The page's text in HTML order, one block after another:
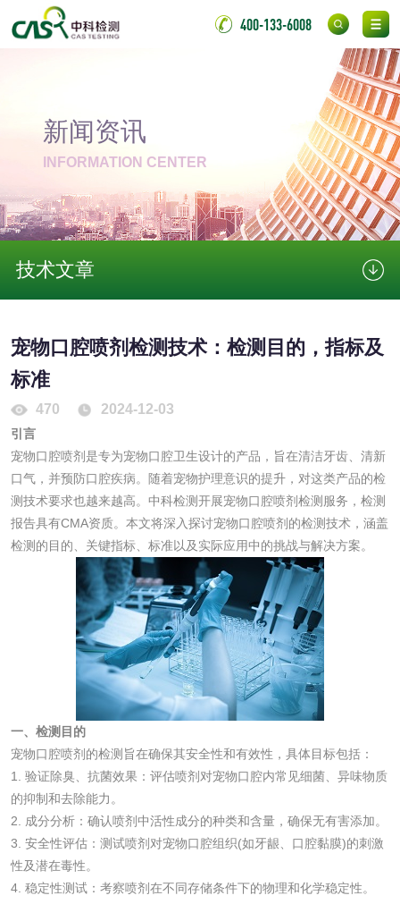
400-133-6008
新闻资讯
INFORMATION CENTER
技术文章
宠物口腔喷剂检测技术：检测目的，指标及
标准
470 2024-12-03
引言
宠物口腔喷剂是专为宠物口腔卫生设计的产品，旨在清洁牙齿、清新
口气，并预防口腔疾病。随着宠物护理意识的提升，对这类产品的检
测技术要求也越来越高。中科检测开展宠物口腔喷剂检测服务，检测
报告具有CMA资质。本文将深入探讨宠物口腔喷剂的检测技术，涵盖
检测的目的、关键指标、标准以及实际应用中的挑战与解决方案。
一、检测目的
宠物口腔喷剂的检测旨在确保其安全性和有效性，具体目标包括：
1. 验证除臭、抗菌效果：评估喷剂对宠物口腔内常见细菌、异味物质
的抑制和去除能力。
2. 成分分析：确认喷剂中活性成分的种类和含量，确保无有害添加。
3. 安全性评估：测试喷剂对宠物口腔组织(如牙龈、口腔黏膜)的刺激
性及潜在毒性。
4. 稳定性测试：考察喷剂在不同存储条件下的物理和化学稳定性。
金属材料质量检测 金属硬度测试
喷嘴检测
气弹簧检测
非金属材料
镀膜抗菌玻璃检测
光触媒检测
成分分析配方研发 驱蚊检测
防霉检测 霉菌污染分析
消毒产品备案 防螨除螨检测
微生物检测
化妆品
化妆品眼刺激试验 化妆品皮肤刺激试
验
化妆品急性经口毒
化妆品皮肤变态反
皮肤光变态反应试